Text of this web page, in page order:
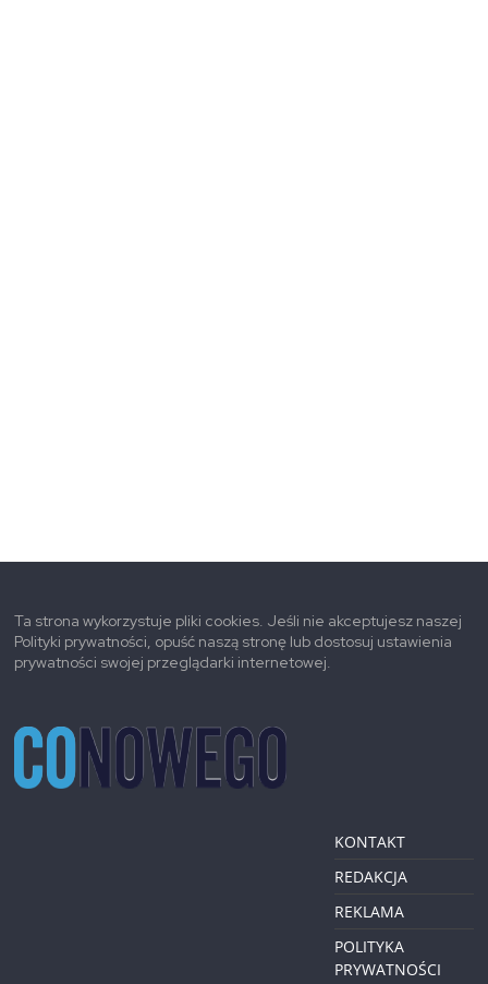
Ta strona wykorzystuje pliki cookies. Jeśli nie akceptujesz naszej
Polityki prywatności, opuść naszą stronę lub dostosuj ustawienia
prywatności swojej przeglądarki internetowej.
KONTAKT
REDAKCJA
REKLAMA
POLITYKA
PRYWATNOŚCI